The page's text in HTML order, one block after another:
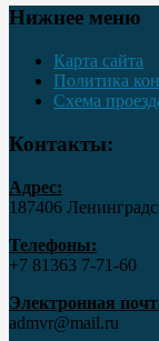
Нижнее меню
Карта сайта
Политика
Схема
Контакты:
Адрес:
187406
Телефоны:
+7 81363 7‑71-60
Электронная
admvr@mail.ru